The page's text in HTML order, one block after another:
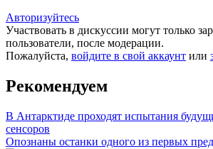
Авторизуйтесь
Участвовать в дискуссии могут только
пользователи, после модерации.
Пожалуйста, войдите в свой аккаунт или
Рекомендуем
В Антарктиде проходят испытания
сенсоров
Опознаны останки одного из первых